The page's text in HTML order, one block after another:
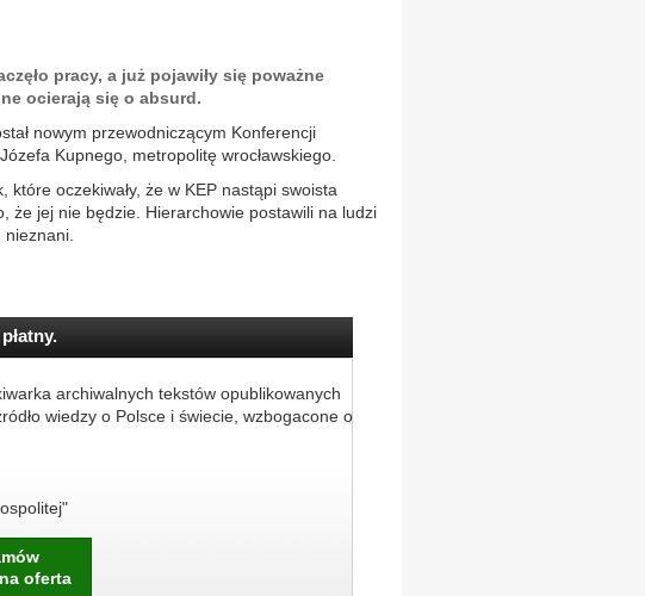
pracy, a już pojawiły się poważne
ocierają się o absurd.
nowym przewodniczącym Konferencji
Kupnego, metropolitę wrocławskiego.
oczekiwały, że w KEP nastąpi swoista
że jej nie będzie. Hierarchowie postawili na ludzi
archiwalnych tekstów opublikowanych
wiedzy o Polsce i świecie, wzbogacone o
oferta